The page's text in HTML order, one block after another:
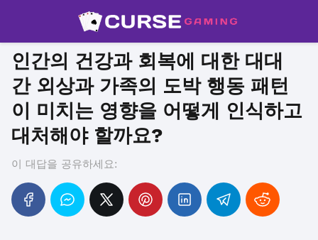
인간의 건강과 회복에 대한 대대
간 외상과 가족의 도박 행동 패턴
이 미치는 영향을 어떻게 인식하고
대처해야 할까요?
이 대답을 공유하세요: